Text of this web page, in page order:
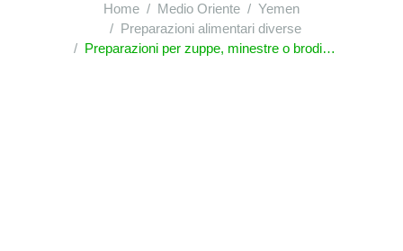
Home Medio Oriente
Yemen
Preparazioni alimentari diverse
Preparazioni per zuppe, minestre o brodi; zuppe, minestre o brodi, preparati; preparazioni alimentari composte omogeneizzate